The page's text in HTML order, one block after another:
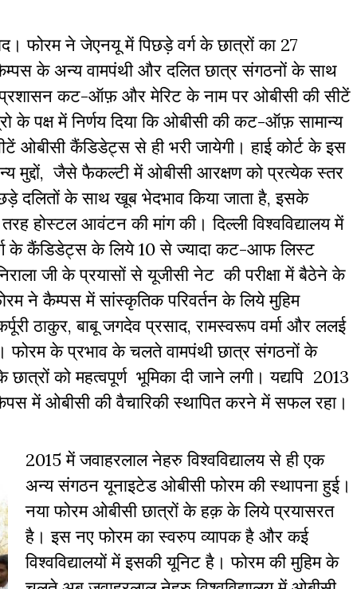
फोरम ने जेएनयू में पिछड़े वर्ग के छात्रों का 27
के अन्य वामपंथी और दलित छात्र संगठनों के साथ
कट-ऑफ़ और मेरिट के नाम पर ओबीसी की सीटें
के पक्ष में निर्णय दिया कि ओबीसी की कट-ऑफ़ सामान्य
ओबीसी कैंडिडेट्स से ही भरी जायेगी। हाई कोर्ट के इस
मुद्दों, जैसे फैकल्टी में ओबीसी आरक्षण को प्रत्येक स्तर
दलितों के साथ खूब भेदभाव किया जाता है, इसके
होस्टल आवंटन की मांग की। दिल्ली विश्वविद्यालय में
के कैंडिडेट्स के लिये 10 से ज्यादा कट-आफ लिस्ट
जी के प्रयासों से यूजीसी नेट की परीक्षा में बैठेने के
ने कैम्पस में सांस्कृतिक परिवर्तन के लिये मुहिम
ठाकुर, बाबू जगदेव प्रसाद, रामस्वरूप वर्मा और ललई
फोरम के प्रभाव के चलते वामपंथी छात्र संगठनों के
को महत्वपूर्ण भूमिका दी जाने लगी। यद्यपि 2013
में ओबीसी की वैचारिकी स्थापित करने में सफल रहा।
2015 में जवाहरलाल नेहरु विश्वविद्यालय से ही एक
अन्य संगठन यूनाइटेड ओबीसी फोरम की स्थापना हुई।
नया फोरम ओबीसी छात्रों के हक़ के लिये प्रयासरत
है। इस नए फोरम का स्वरुप व्यापक है और कई
विश्वविद्यालयों में इसकी यूनिट है। फोरम की मुहिम के